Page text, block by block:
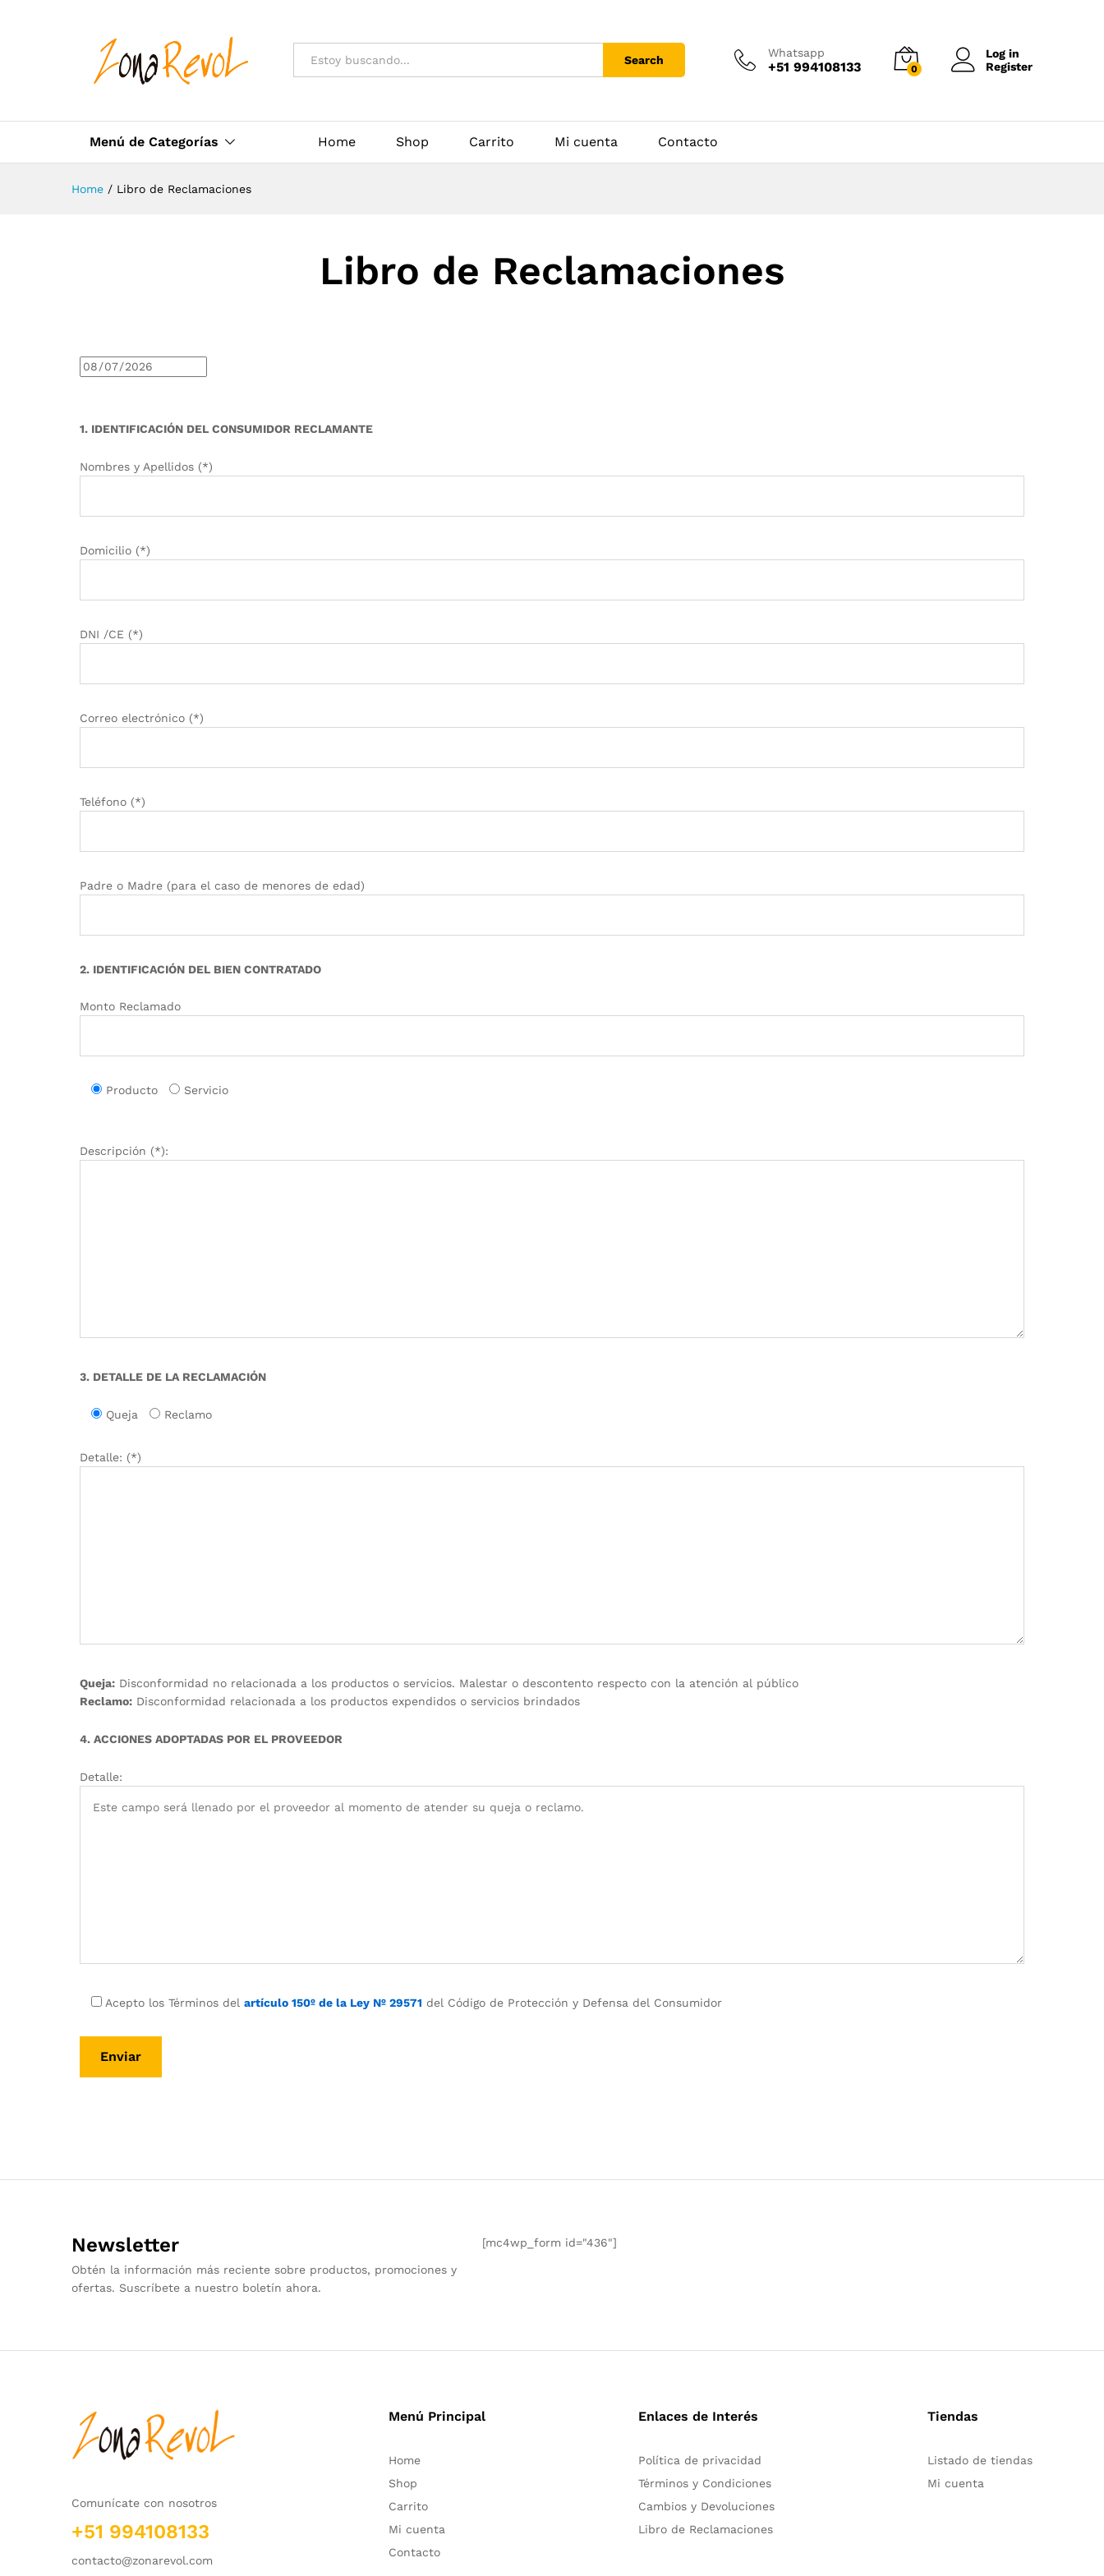
Todas las categorías Search
Whatsapp
+51 994108133 0
Log in
Register
Menú de Categorías Home Shop Carrito Mi cuenta Contacto
Home / Libro de Reclamaciones
Libro de Reclamaciones
1. IDENTIFICACIÓN DEL CONSUMIDOR RECLAMANTE
Nombres y Apellidos (*)
Domicilio (*)
DNI /CE (*)
Correo electrónico (*)
Teléfono (*)
Padre o Madre (para el caso de menores de edad)
2. IDENTIFICACIÓN DEL BIEN CONTRATADO
Monto Reclamado
Producto Servicio
Descripción (*):
3. DETALLE DE LA RECLAMACIÓN
Queja Reclamo
Detalle: (*)
Queja: Disconformidad no relacionada a los productos o servicios. Malestar o descontento respecto con la atención al público
Reclamo: Disconformidad relacionada a los productos expendidos o servicios brindados
4. ACCIONES ADOPTADAS POR EL PROVEEDOR
Detalle:
Acepto los Términos del artículo 150º de la Ley Nº 29571 del Código de Protección y Defensa del Consumidor
Newsletter
Obtén la información más reciente sobre productos, promociones y
ofertas. Suscríbete a nuestro boletín ahora.
[mc4wp_form id="436"]
Comunícate con nosotros
+51 994108133
contacto@zonarevol.com
Menú Principal
Home
Shop
Carrito
Mi cuenta
Contacto
Enlaces de Interés
Política de privacidad
Términos y Condiciones
Cambios y Devoluciones
Libro de Reclamaciones
Tiendas
Listado de tiendas
Mi cuenta